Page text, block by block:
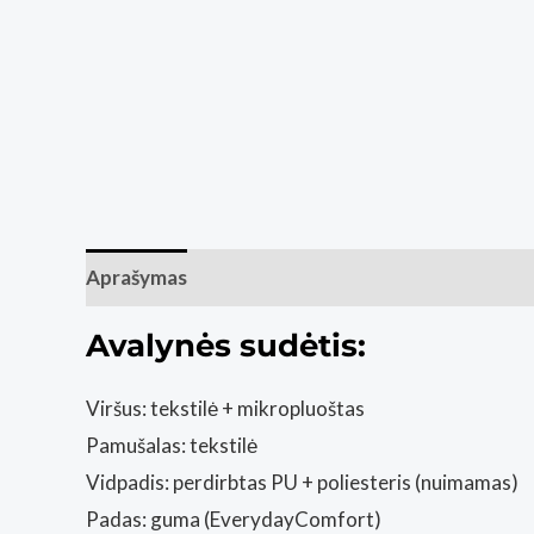
Aprašymas
Avalynės sudėtis:
Viršus: tekstilė + mikropluoštas
Pamušalas: tekstilė
Vidpadis: perdirbtas PU + poliesteris (nuimamas)
Padas: guma (EverydayComfort)